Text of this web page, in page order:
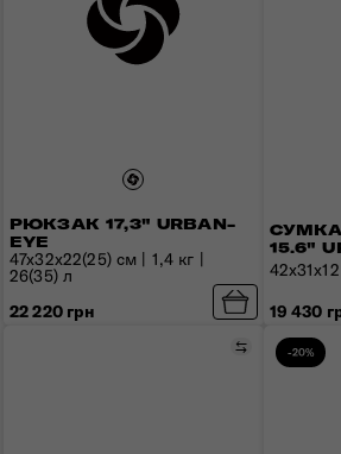
РЮКЗАК 17,3" URBAN-
EYE
47x32x22(25) см | 1,4 кг |
26(35) л
22 220 грн
15.6"
19 430
Порівняти
-20%